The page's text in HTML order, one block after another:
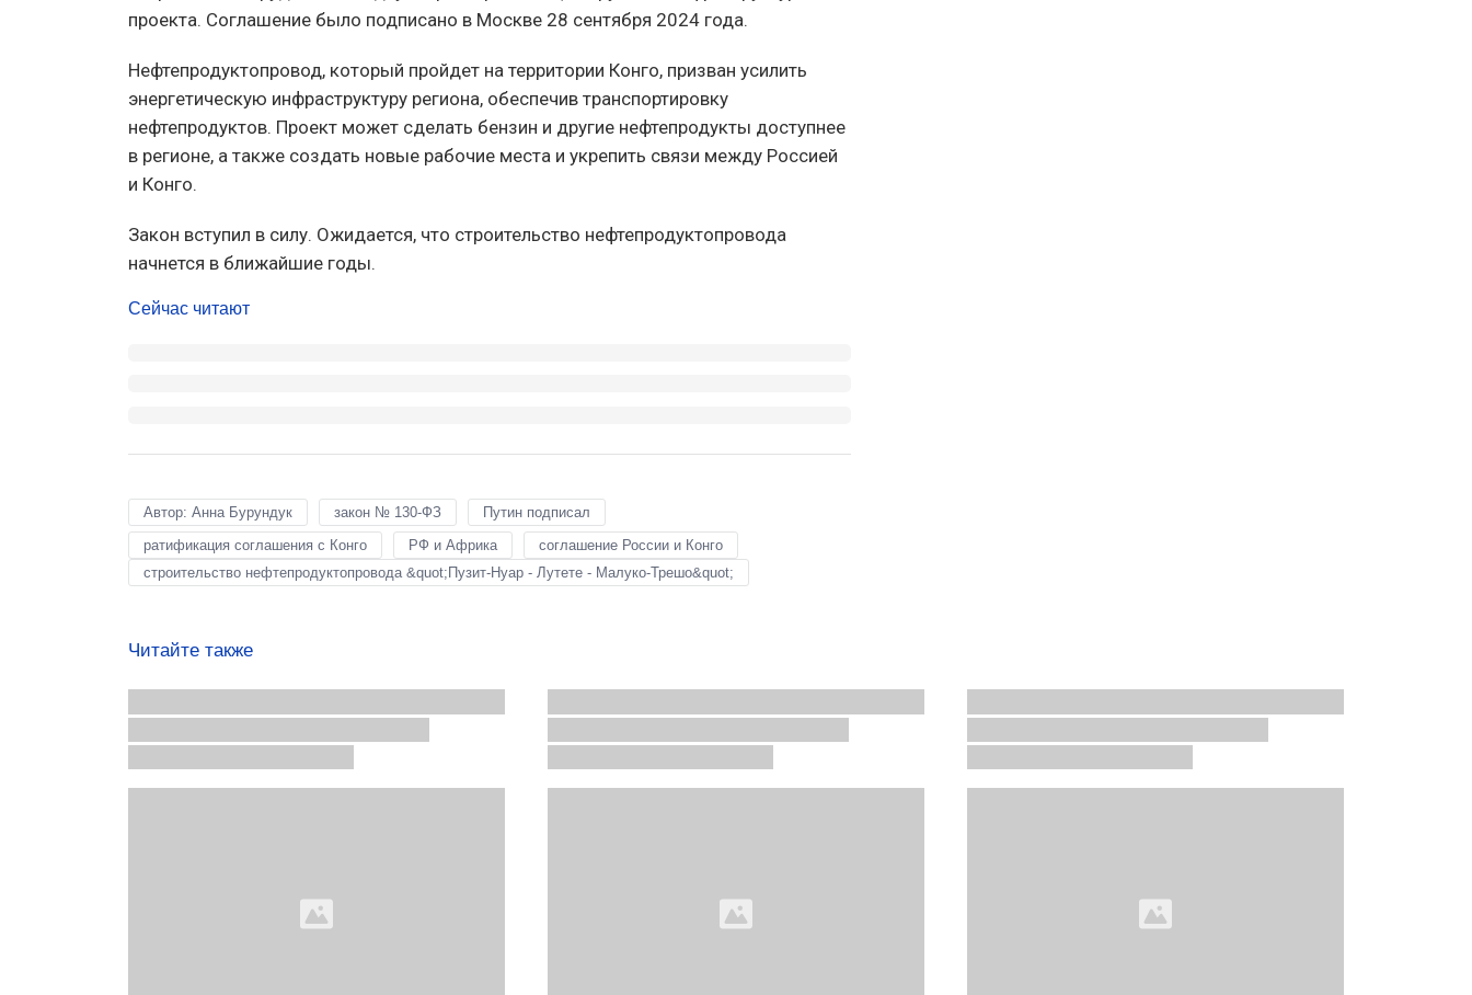
проекта. Соглашение было подписано в Москве 28 сентября 2024 года.
Нефтепродуктопровод, который пройдет на территории Конго, призван усилить
энергетическую инфраструктуру региона, обеспечив транспортировку
нефтепродуктов. Проект может сделать бензин и другие нефтепродукты доступнее
в регионе, а также создать новые рабочие места и укрепить связи между Россией
и Конго.
Закон вступил в силу. Ожидается, что строительство нефтепродуктопровода
начнется в ближайшие годы.
Сейчас читают
Автор: Анна Бурундук закон № 130-ФЗ
Путин подписал
ратификация соглашения с Конго
РФ и Африка
соглашение России и Конго
строительство нефтепродуктопровода &quot;Пузит-Нуар - Лутете - Малуко-Трешо&quot;
Читайте также